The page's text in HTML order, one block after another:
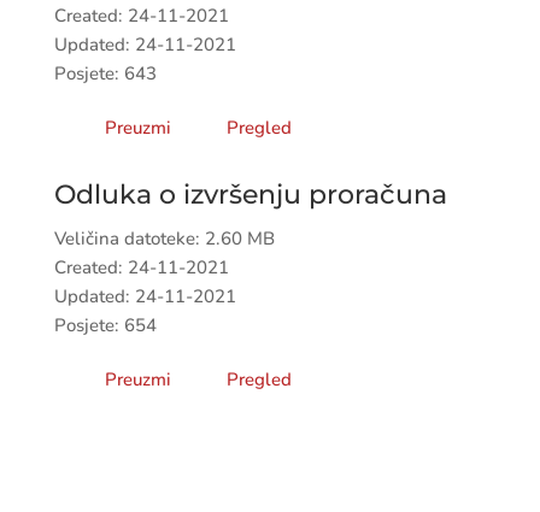
Created: 24-11-2021
Updated: 24-11-2021
Posjete: 643
Preuzmi Pregled
Odluka o izvršenju proračuna
Veličina datoteke: 2.60 MB
Created: 24-11-2021
Updated: 24-11-2021
Posjete: 654
Preuzmi Pregled